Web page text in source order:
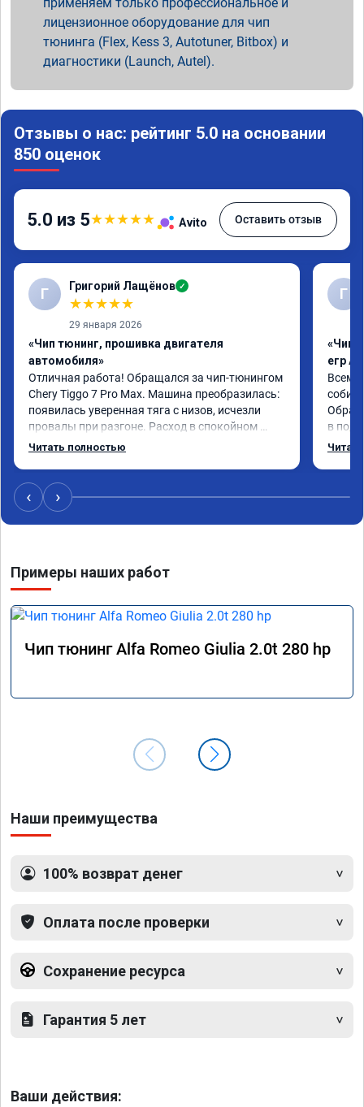
лицензионное оборудование для чип
тюнинга (Flex, Kess 3, Autotuner, Bitbox) и
диагностики (Launch, Autel).
Отзывы о нас: рейтинг 5.0 на основании
850 оценок
5.0 из 5★★★★★ Avito Оставить отзыв
Г Григорий Лащёнов ✓
★★★★★
29 января 2026
«Чип тюнинг, прошивка двигателя
автомобиля»
Отличная работа! Обращался за чип-тюнингом
Chery Tiggo 7 Pro Max. Машина преобразилась:
появилась уверенная тяга с низов, исчезли
провалы при разгоне. Расход в спокойном
режиме даже немного снизился. Все сделали
Читать полностью
Г
«Чип
егр
Всем
в
‹ ›
Примеры наших работ
Чип тюнинг Alfa Romeo Giulia 2.0t 280 hp
Наши преимущества
100% возврат денег
Оплата после проверки
Сохранение ресурса
Гарантия 5 лет
Ваши действия: